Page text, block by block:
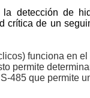
detección de
de un
funciona en
permite
485 que permite